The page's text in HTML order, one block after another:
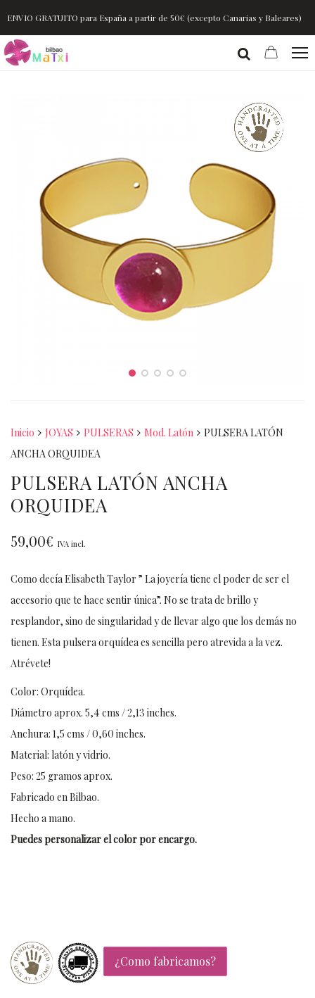
ENVIO GRATUITO para España a partir de 50€ (excepto Canarias y Baleares)
Inicio JOYAS PULSERAS Mod. Latón
PULSERA LATÓN
ANCHA ORQUIDEA
PULSERA LATÓN ANCHA
ORQUIDEA
59,00€ IVA incl.
Como decía Elisabeth Taylor ” La joyería tiene el poder de ser el
accesorio que te hace sentir única”. No se trata de brillo y
resplandor, sino de singularidad y de llevar algo que los demás no
tienen. Esta pulsera orquídea es sencilla pero atrevida a la vez.
Atrévete!
Color: Orquídea.
Diámetro aprox. 5,4 cms / 2,13 inches.
Anchura: 1,5 cms / 0,60 inches.
Material: latón y vidrio.
Peso: 25 gramos aprox.
Fabricado en Bilbao.
Hecho a mano.
Puedes personalizar el color por encargo.
¿Como fabricamos?